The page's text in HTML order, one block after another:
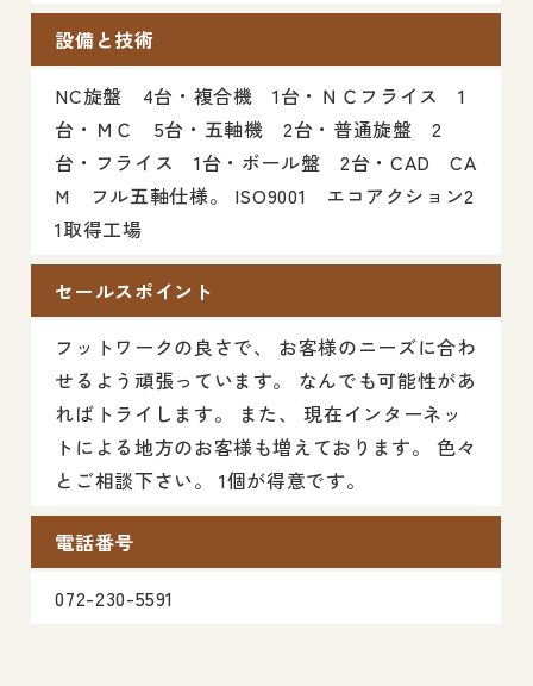
設備と技術
NC旋盤 4台・複合機 1台・ＮＣフライス 1
台・ＭＣ 5台・五軸機 2台・普通旋盤 2
台・フライス 1台・ボール盤 2台・CAD CA
M フル五軸仕様。 ISO9001 エコアクション2
1取得工場
セールスポイント
フットワークの良さで、 お客様のニーズに合わ
せるよう頑張っています。 なんでも可能性があ
ればトライします。 また、 現在インターネッ
トによる地方のお客様も増えております。 色々
とご相談下さい。 1個が得意です。
電話番号
072-230-5591